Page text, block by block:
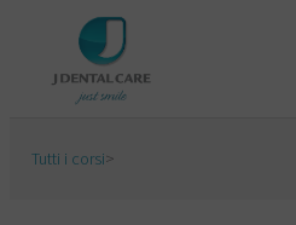
Tutti i corsi>